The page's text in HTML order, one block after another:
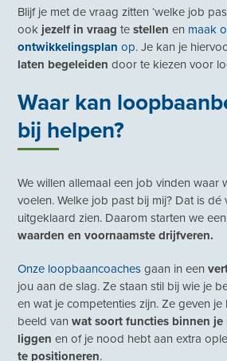
Blijf je met de vraag zitten ‘welke job
ook jezelf in vraag testellen en maak
ontwikkelingsplan op. Je kan je
laten begeleiden door te kiezen voor
Waar kan
bij helpen?
We willen allemaal een job vinden waar
voelen. Welke job past bij mij? Dat is dé
uitgeklaard zien. Daarom starten we
waarden en voornaamste drijfveren.
Onze loopbaancoaches gaan in een
jou aan de slag. Ze staan stil bij wie je
en wat je competenties zijn. Ze geven
beeld vanwat soort functies binnen
liggen en of je nood hebt aan extra
te positioneren.